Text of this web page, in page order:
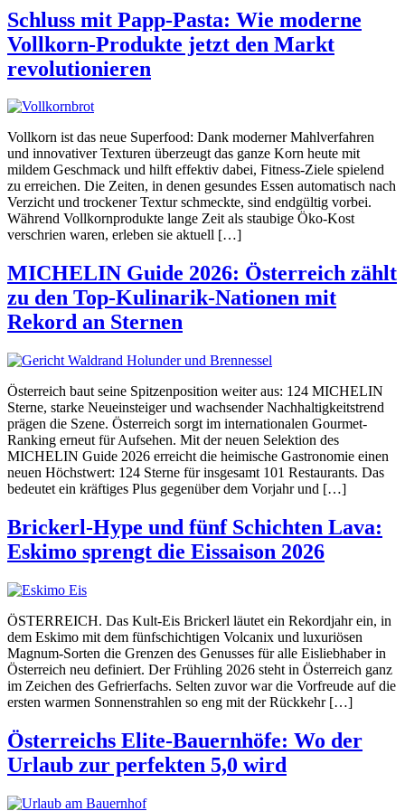
Schluss mit Papp-Pasta: Wie moderne
Vollkorn-Produkte jetzt den Markt
revolutionieren
Vollkorn ist das neue Superfood: Dank moderner Mahlverfahren
und innovativer Texturen überzeugt das ganze Korn heute mit
mildem Geschmack und hilft effektiv dabei, Fitness-Ziele spielend
zu erreichen. Die Zeiten, in denen gesundes Essen automatisch nach
Verzicht und trockener Textur schmeckte, sind endgültig vorbei.
Während Vollkornprodukte lange Zeit als staubige Öko-Kost
verschrien waren, erleben sie aktuell […]
MICHELIN Guide 2026: Österreich zählt
zu den Top-Kulinarik-Nationen mit
Rekord an Sternen
Österreich baut seine Spitzenposition weiter aus: 124 MICHELIN
Sterne, starke Neueinsteiger und wachsender Nachhaltigkeitstrend
prägen die Szene. Österreich sorgt im internationalen Gourmet-
Ranking erneut für Aufsehen. Mit der neuen Selektion des
MICHELIN Guide 2026 erreicht die heimische Gastronomie einen
neuen Höchstwert: 124 Sterne für insgesamt 101 Restaurants. Das
bedeutet ein kräftiges Plus gegenüber dem Vorjahr und […]
Brickerl-Hype und fünf Schichten Lava:
Eskimo sprengt die Eissaison 2026
ÖSTERREICH. Das Kult-Eis Brickerl läutet ein Rekordjahr ein, in
dem Eskimo mit dem fünfschichtigen Volcanix und luxuriösen
Magnum-Sorten die Grenzen des Genusses für alle Eisliebhaber in
Österreich neu definiert. Der Frühling 2026 steht in Österreich ganz
im Zeichen des Gefrierfachs. Selten zuvor war die Vorfreude auf die
ersten warmen Sonnenstrahlen so eng mit der Rückkehr […]
Österreichs Elite-Bauernhöfe: Wo der
Urlaub zur perfekten 5,0 wird